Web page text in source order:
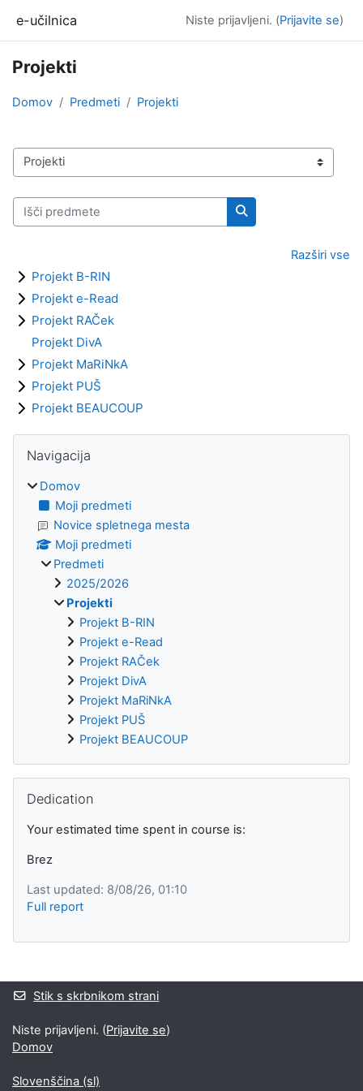
e-učilnica Niste prijavljeni. (Prijavite se)
Projekti
Domov Predmeti Projekti
Kategorije predmetov
Išči predmete
Išči predmete
Razširi vse
Projekt B-RIN
Projekt e-Read
Projekt RAČek
Projekt DivA
Projekt MaRiNkA
Projekt PUŠ
Projekt BEAUCOUP
Bloki
Navigacija
Domov
Moji predmeti
Novice spletnega mesta
Moji predmeti
Predmeti
2025/2026
Projekti
Projekt B-RIN
Projekt e-Read
Projekt RAČek
Projekt DivA
Projekt MaRiNkA
Projekt PUŠ
Projekt BEAUCOUP
Dedication
Your estimated time spent in course is:
Brez
Last updated: 8/08/26, 01:10
Full report
Supplementary blocks
Stik s skrbnikom strani
Niste prijavljeni. (Prijavite se)
Domov
Slovenščina ‎(sl)‎